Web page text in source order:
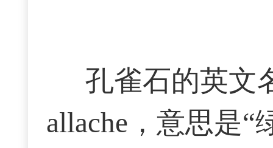
孔雀石的英文
allache ，意思是